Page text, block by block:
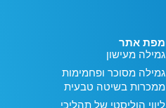
מפת אתר
גמילה מעישון
גמילה מסוכר ופחמימות
ממכרות בשיטה טבעית
ליווי הוליסטי של תהליכי